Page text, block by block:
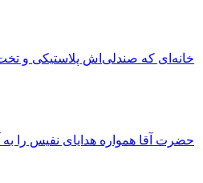
خانه‌ای که صندلی‌اش پلاستیکی و
حضرت آقا همواره هدایای نفیس را